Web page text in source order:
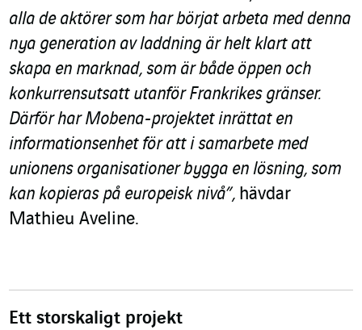
alla de aktörer som har börjat arbeta med denna
nya generation av laddning är helt klart att
skapa en marknad, som är både öppen och
konkurrensutsatt utanför Frankrikes gränser.
Därför har Mobena-projektet inrättat en
informationsenhet för att i samarbete med
unionens organisationer bygga en lösning, som
kan kopieras på europeisk nivå”, hävdar
Mathieu Aveline.
Ett storskaligt projekt